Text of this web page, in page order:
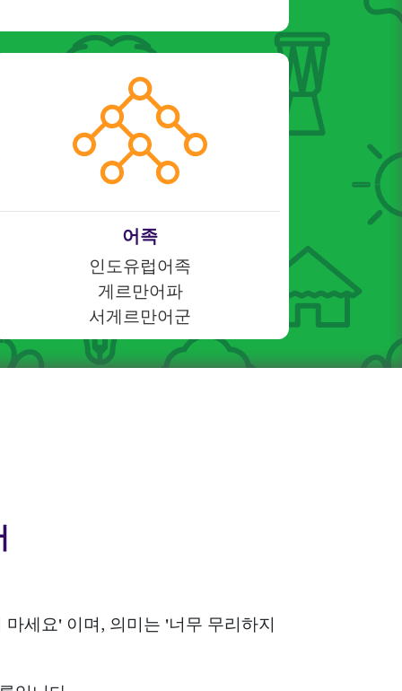
어족
인도유럽어족
게르만어파
서게르만어군
세요' 이며, 의미는 '너무 무리하지